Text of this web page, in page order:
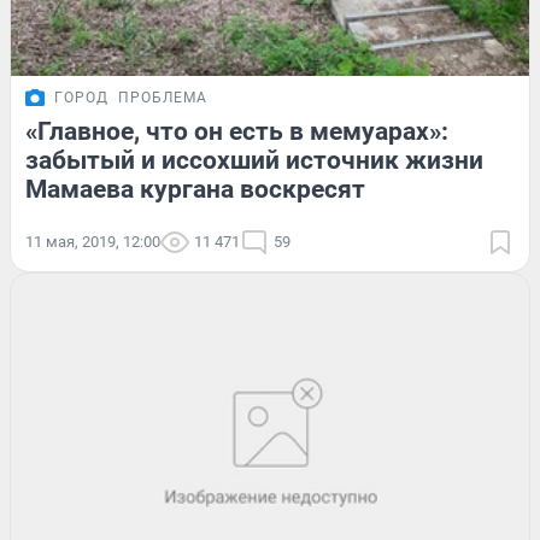
ГОРОД ПРОБЛЕМА
«Главное, что он есть в мемуарах»:
забытый и иссохший источник жизни
Мамаева кургана воскресят
11 мая, 2019, 12:00 11 471 59